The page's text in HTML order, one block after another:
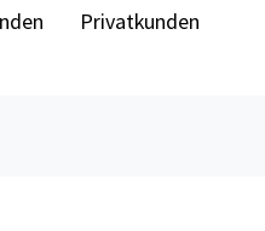
Privatkunden